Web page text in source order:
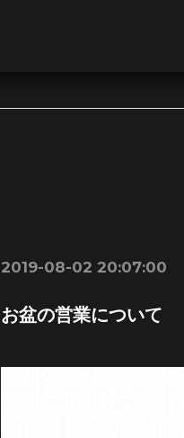
2019-08-02 20:07:00
お盆の営業について